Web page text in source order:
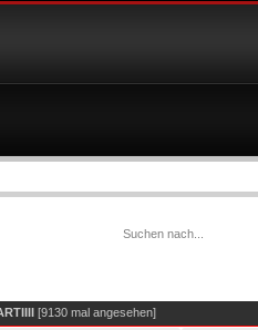
[9130 mal angesehen]